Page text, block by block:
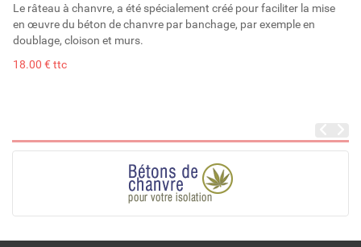
Le râteau à chanvre, a été spécialement créé pour faciliter la mise
en œuvre du béton de chanvre par banchage, par exemple en
doublage, cloison et murs.
18.00 € ttc